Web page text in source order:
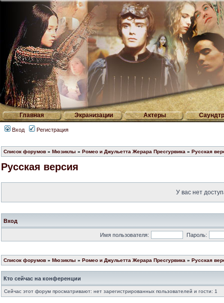
Главная Экранизации Актеры
Вход Регистрация
Список форумов » Мюзиклы » Ромео и Джульетта Жерара Пресгурвика » Русская
Русская версия
У вас нет
Вход
Имя пользователя: Пароль:
Список форумов » Мюзиклы » Ромео и Джульетта Жерара Пресгурвика » Русская
Кто сейчас на конференции
Сейчас этот форум просматривают: нет зарегистрированных пользователей и гости: 1